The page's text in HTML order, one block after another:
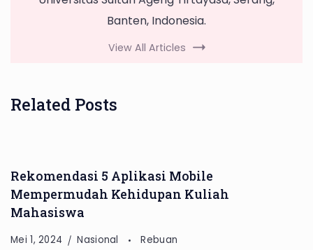
Banten, Indonesia.
View All Articles
Related Posts
Rekomendasi 5 Aplikasi Mobile
Mempermudah Kehidupan Kuliah
Mahasiswa
Mei 1, 2024 Nasional Rebuan